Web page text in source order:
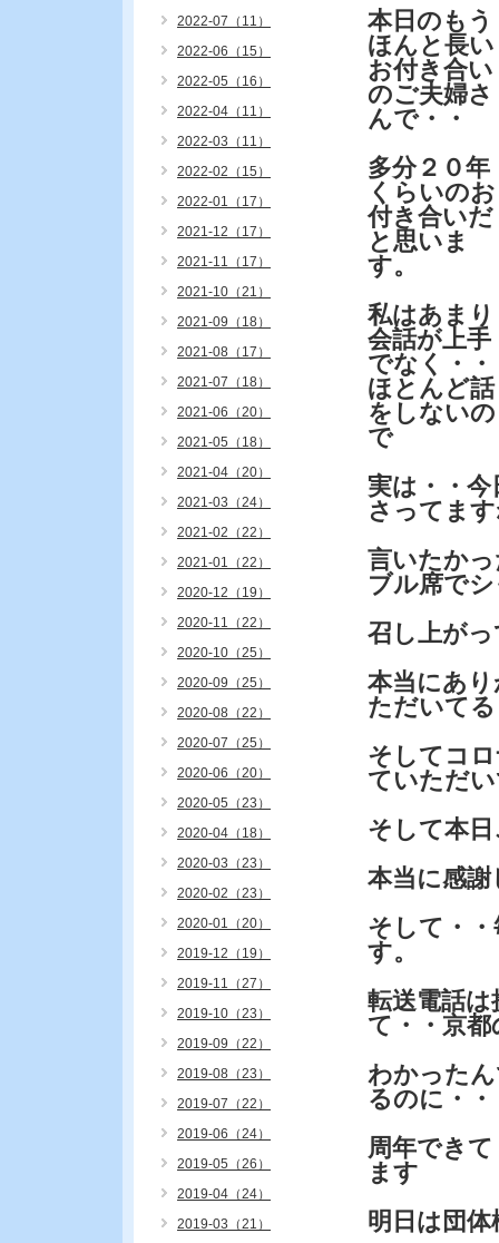
本日のもう
ほんと長い
お付き合い
のご夫婦さ
んで・・
多分２０年
くらいのお
付き合いだ
と思いま
す。
私はあまり
会話が上手
でなく・・
ほとんど話
をしないの
で
実は・・
さってま
言いたか
ブル席で
召し上が
本当にあ
ただいて
そしてコ
ていただ
そして本
本当に感
そして・
す。
転送電話
て・・京都
わかった
るのに・・
周年でき
ます
明日は団
2022-07（11）
2022-06（15）
2022-05（16）
2022-04（11）
2022-03（11）
2022-02（15）
2022-01（17）
2021-12（17）
2021-11（17）
2021-10（21）
2021-09（18）
2021-08（17）
2021-07（18）
2021-06（20）
2021-05（18）
2021-04（20）
2021-03（24）
2021-02（22）
2021-01（22）
2020-12（19）
2020-11（22）
2020-10（25）
2020-09（25）
2020-08（22）
2020-07（25）
2020-06（20）
2020-05（23）
2020-04（18）
2020-03（23）
2020-02（23）
2020-01（20）
2019-12（19）
2019-11（27）
2019-10（23）
2019-09（22）
2019-08（23）
2019-07（22）
2019-06（24）
2019-05（26）
2019-04（24）
2019-03（21）